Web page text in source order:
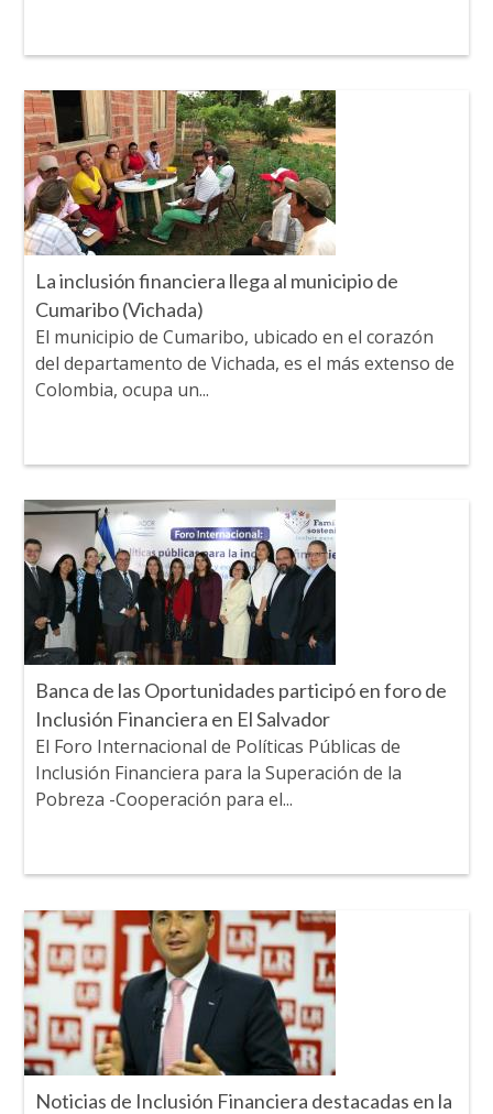
La inclusión financiera llega al municipio de
Cumaribo (Vichada)
El municipio de Cumaribo, ubicado en el corazón
del departamento de Vichada, es el más extenso de
Colombia, ocupa un...
Banca de las Oportunidades participó en foro de
Inclusión Financiera en El Salvador
El Foro Internacional de Políticas Públicas de
Inclusión Financiera para la Superación de la
Pobreza -Cooperación para el...
Noticias de Inclusión Financiera destacadas en la